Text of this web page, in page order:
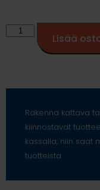
Lisää
Rakenna kattava
kiinnostavat
kassalla, niin saat
tuotteista.